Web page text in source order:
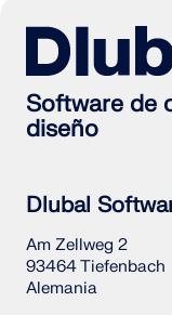
Software de
diseño
Dlubal
Am Zellweg 2
93464 Tiefenbach
Alemania